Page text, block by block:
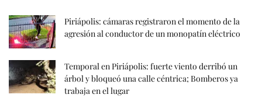
Piriápolis: cámaras registraron el momento de la
agresión al conductor de un monopatín eléctrico
Temporal en Piriápolis: fuerte viento derribó un
árbol y bloqueó una calle céntrica; Bomberos ya
trabaja en el lugar